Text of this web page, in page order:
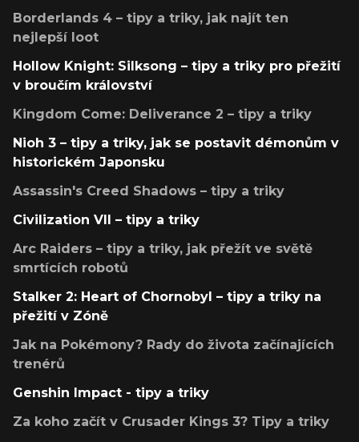
Borderlands 4 – tipy a triky, jak najít ten
nejlepší loot
Hollow Knight: Silksong – tipy a triky pro přežití
v broučím království
Kingdom Come: Deliverance 2 – tipy a triky
Nioh 3 – tipy a triky, jak se postavit démonům v
historickém Japonsku
Assassin's Creed Shadows – tipy a triky
Civilization VII – tipy a triky
Arc Raiders – tipy a triky, jak přežít ve světě
smrtících robotů
Stalker 2: Heart of Chornobyl – tipy a triky na
přežití v Zóně
Jak na Pokémony? Rady do života začínajících
trenérů
Genshin Impact - tipy a triky
Za koho začít v Crusader Kings 3? Tipy a triky